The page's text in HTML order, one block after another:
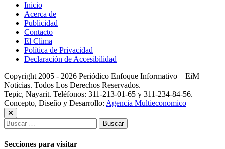
Inicio
Acerca de
Publicidad
Contacto
El Clima
Política de Privacidad
Declaración de Accesibilidad
Copyright 2005 - 2026 Periódico Enfoque Informativo – EiM
Noticias. Todos Los Derechos Reservados.
Tepic, Nayarit. Teléfonos: 311-213-01-65 y 311-234-84-56.
Concepto, Diseño y Desarrollo: Agencia Multieconomico
Buscar:
Secciones para visitar